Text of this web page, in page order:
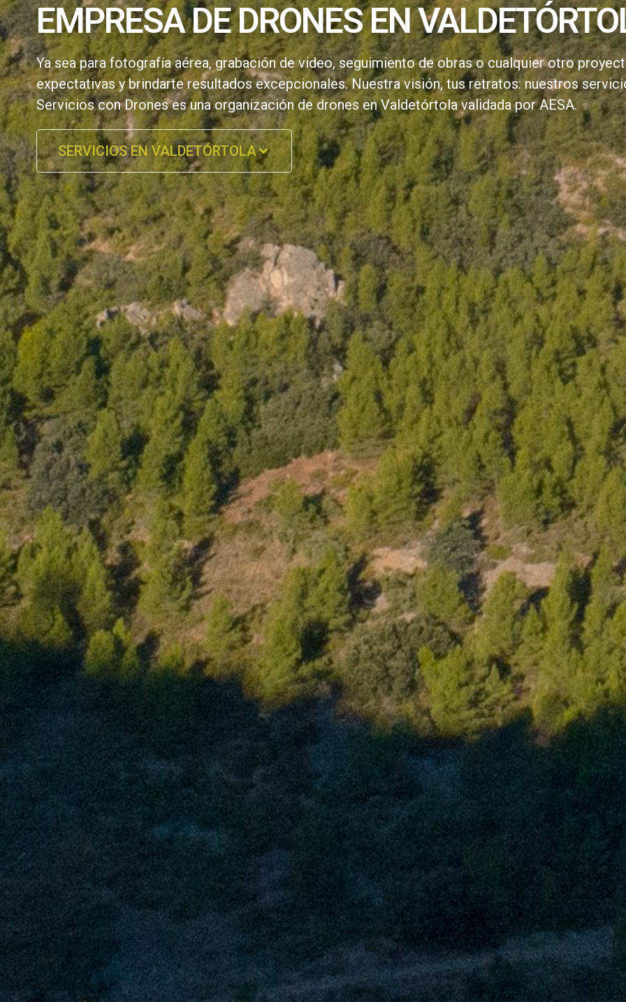
EMPRESA DE DRONES EN
Ya sea para fotografía aérea, grabación de video, seguimiento de obras o cualquier otro
expectativas y brindarte resultados excepcionales. Nuestra visión, tus retratos: nuestros
Servicios con Drones es una organización de drones en Valdetórtola validada por AESA.
SERVICIOS EN VALDETÓRTOLA